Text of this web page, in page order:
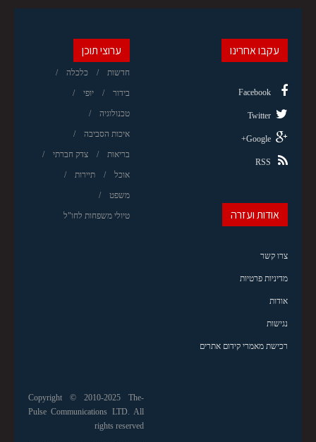
ערוצי תוכן
חדשות כלכלה
בידור יופי
טכנולוגיה
איכות הסביבה
בריאות צדק חברתי
אוכל תיירות
משפט
טיולי משפחות לחו"ל
עקבו אחרינו
Facebook
Twitter
Google+
RSS
אודות ועזרה
צרו קשר
מדיניות פרטיות
אודות
נגישות
רכישת מאמרי קידום אתרים
Copyright © 2010-2025 The-
Pulse Communications LTD. All
rights reserved